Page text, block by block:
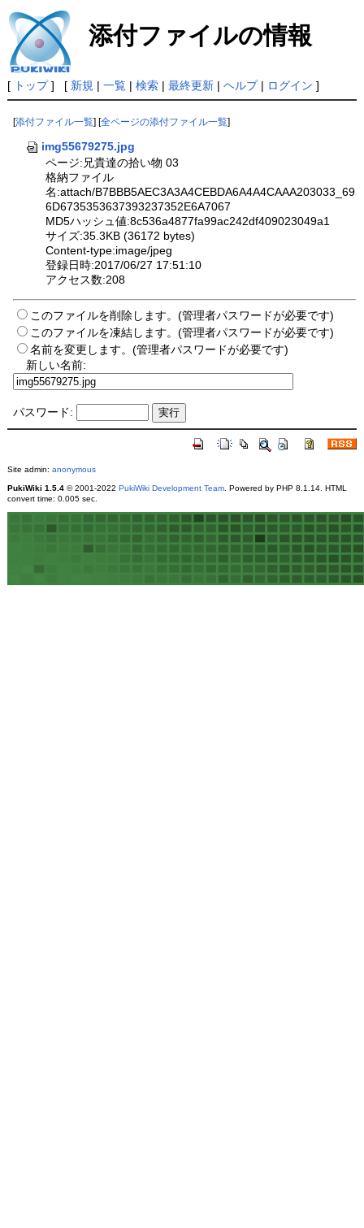
添付ファイルの情報
[ トップ] [ 新規 | 一覧| 検索| 最終更新| ヘルプ| ログイン ]
[添付ファイル一覧] [全ページの添付ファイル一覧]
img55679275.jpg
ページ:兄貴達の拾い物 03
格納ファイル
名:attach/B7BBB5AEC3A3A4CEBDA6A4A4CAAA203033_69
6D6735353637393237352E6A7067
MD5ハッシュ値:8c536a4877fa99ac242df409023049a1
サイズ:35.3KB (36172 bytes)
Content-type:image/jpeg
登録日時:2017/06/27 17:51:10
アクセス数:208
このファイルを削除します。(管理者パスワードが必要です)
このファイルを凍結します。(管理者パスワードが必要です)
名前を変更します。(管理者パスワードが必要です)
新しい名前:
パスワード:
Site admin: anonymous
PukiWiki 1.5.4© 2001-2022 PukiWiki Development Team. Powered by PHP 8.1.14. HTML
convert time: 0.005 sec.